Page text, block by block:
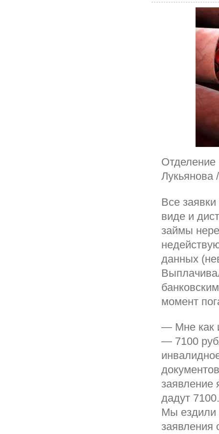
Лукьянова
Все
виде и
займы
данных
момент
— Мне как
— 7100
заявление
дадут
Мы ездили
заявления